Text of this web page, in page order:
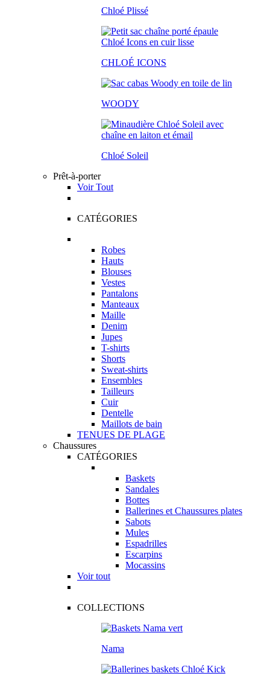
Chloé Plissé
CHLOÉ ICONS
WOODY
Chloé Soleil
Prêt-à-porter
Voir Tout
CATÉGORIES
Robes
Hauts
Blouses
Vestes
Pantalons
Manteaux
Maille
Denim
Jupes
T-shirts
Shorts
Sweat-shirts
Ensembles
Tailleurs
Cuir
Dentelle
Maillots de bain
TENUES DE PLAGE
Chaussures
CATÉGORIES
Baskets
Sandales
Bottes
Ballerines et Chaussures plates
Sabots
Mules
Espadrilles
Escarpins
Mocassins
Voir tout
COLLECTIONS
Nama